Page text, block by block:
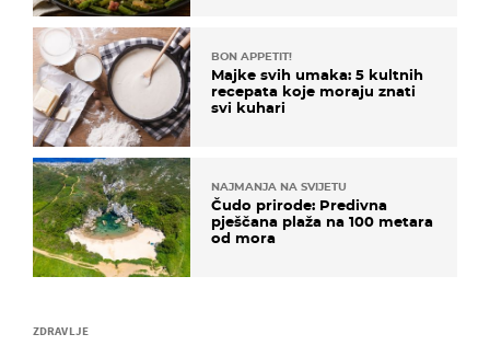
ZDRAVLJE
BON APPETIT!
Majke svih umaka: 5 kultnih
recepata koje moraju znati
svi kuhari
NAJMANJA NA SVIJETU
Čudo prirode: Predivna
pješčana plaža na 100 metara
od mora